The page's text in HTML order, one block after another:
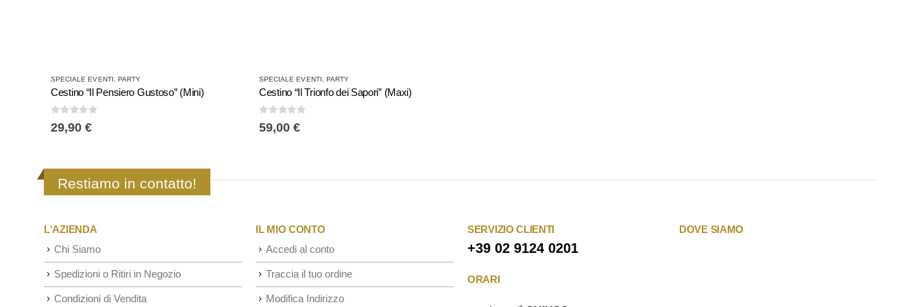
SPECIALE EVENTI, PARTY
Cestino “Il Pensiero Gustoso” (Mini)
29,90 €
SPECIALE EVENTI, PARTY
Cestino “Il Trionfo dei Sapori” (Maxi)
59,00 €
Restiamo in contatto!
L'AZIENDA
Chi Siamo
Spedizioni o Ritiri in Negozio
Condizioni di Vendita
IL MIO CONTO
Accedi al conto
Traccia il tuo ordine
Modifica Indirizzo
SERVIZIO CLIENTI
+39 02 9124 0201
ORARI
DOVE SIAMO